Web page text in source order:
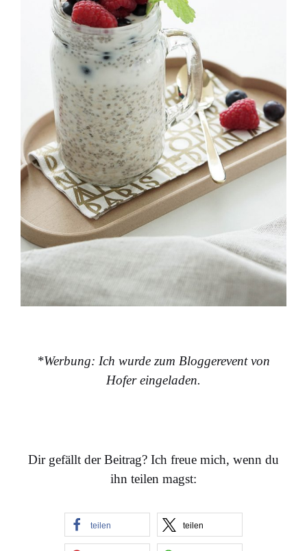
*Werbung: Ich wurde zum Bloggerevent von
Hofer eingeladen.
Dir gefällt der Beitrag? Ich freue mich, wenn du
ihn teilen magst:
teilen teilen